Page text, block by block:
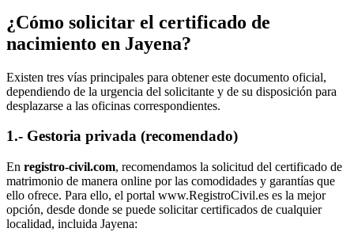
¿Cómo solicitar el certificado de
nacimiento en Jayena?
Existen tres vías principales para obtener este documento oficial,
dependiendo de la urgencia del solicitante y de su disposición para
desplazarse a las oficinas correspondientes.
1.- Gestoria privada (recomendado)
En registro-civil.com, recomendamos la solicitud del certificado de
matrimonio de manera online por las comodidades y garantías que
ello ofrece. Para ello, el portal www.RegistroCivil.es es la mejor
opción, desde donde se puede solicitar certificados de cualquier
localidad, incluida Jayena: